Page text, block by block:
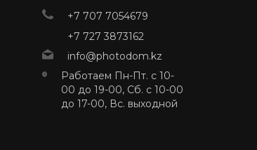
+7 707 7054679
+7 727 3873162
info@photodom.kz
Работаем Пн-Пт. с 10-
00 до 19-00, Сб. с 10-00
до 17-00, Вс. выходной